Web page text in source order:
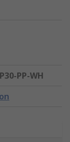
PP-WH